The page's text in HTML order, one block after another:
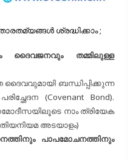
ശ്രദ്ധിക്കാം ;
തമ്മിലുള്ള
ബന്ധിപ്പിക്കുന്ന
(Covenant Bond).
നാം ത്രിയേക
അടയാളം)
പാപമോചനത്തിനും